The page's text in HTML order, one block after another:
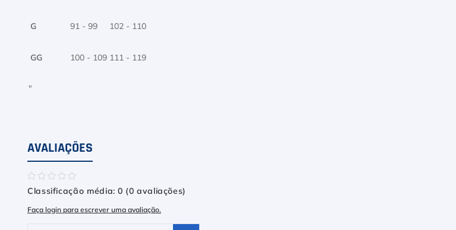
G 91 - 99 102 - 110
GG 100 - 109 111 - 119
"
AVALIAÇÕES
☆☆☆☆☆
Classificação média: 0 (0 avaliações)
Faça login para escrever uma avaliação.